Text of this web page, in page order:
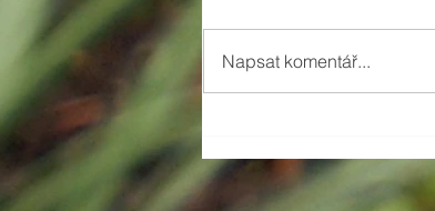
Napsat komentář...